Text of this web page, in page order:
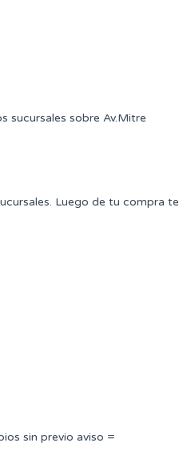
sucursales sobre Av.Mitre
Luego de tu compra te
sin previo aviso =